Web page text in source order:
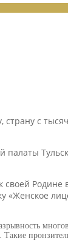
с
«Женское